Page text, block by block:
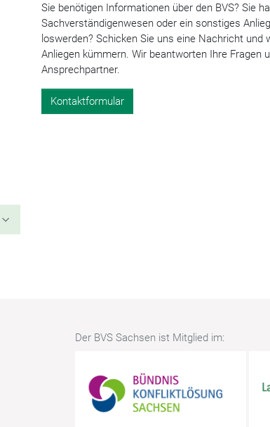
Sie benötigen Informationen über den BVS? Sie
Sachverständigenwesen oder ein sonstiges
loswerden? Schicken Sie uns eine Nachricht und
Anliegen kümmern. Wir beantworten Ihre Fragen
Ansprechpartner.
Kontaktformular
Der BVS Sachsen ist Mitglied im: